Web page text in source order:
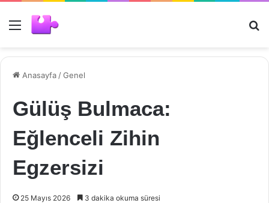
Menü
Anasayfa /Genel
Gülüş Bulmaca:
Eğlenceli Zihin
Egzersizi
25 Mayıs 2026 3 dakika okuma süresi